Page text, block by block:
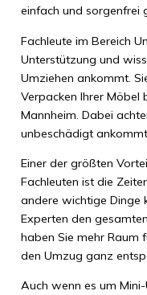
einfach und sorgenfrei
Fachleute im Bereich
Unterstützung und
Umziehen ankommt.
Verpacken Ihrer Möbel
Mannheim. Dabei
unbeschädigt ankommt.
Einer der größten
Fachleuten ist die
andere wichtige Dinge
Experten den
haben Sie mehr Raum
den Umzug ganz
Auch wenn es um